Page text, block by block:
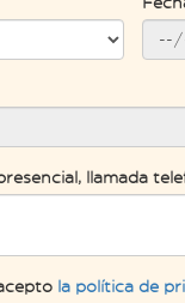
llamada
la política de